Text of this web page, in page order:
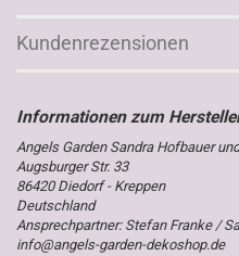
Kundenrezensionen
Angels Garden Sandra Hofbauer
Augsburger Str. 33
86420 Diedorf - Kreppen
Deutschland
Ansprechpartner: Stefan Franke /
info@angels-garden-dekoshop.de